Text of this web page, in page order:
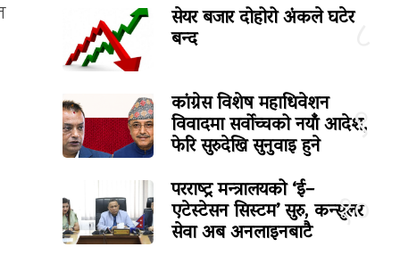
सेयर बजार दोहोरो अंकले घटेर
बन्द
९
कांग्रेस विशेष महाधिवेशन
विवादमा सर्वोच्चको नयाँ आदेश,
फेरि सुरुदेखि सुनुवाइ हुने
१०
परराष्ट्र मन्त्रालयको ‘ई–
एटेस्टेसन सिस्टम’ सुरु, कन्सुलर
सेवा अब अनलाइनबाटै